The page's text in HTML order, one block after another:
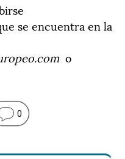
se encuentra en la
o
0